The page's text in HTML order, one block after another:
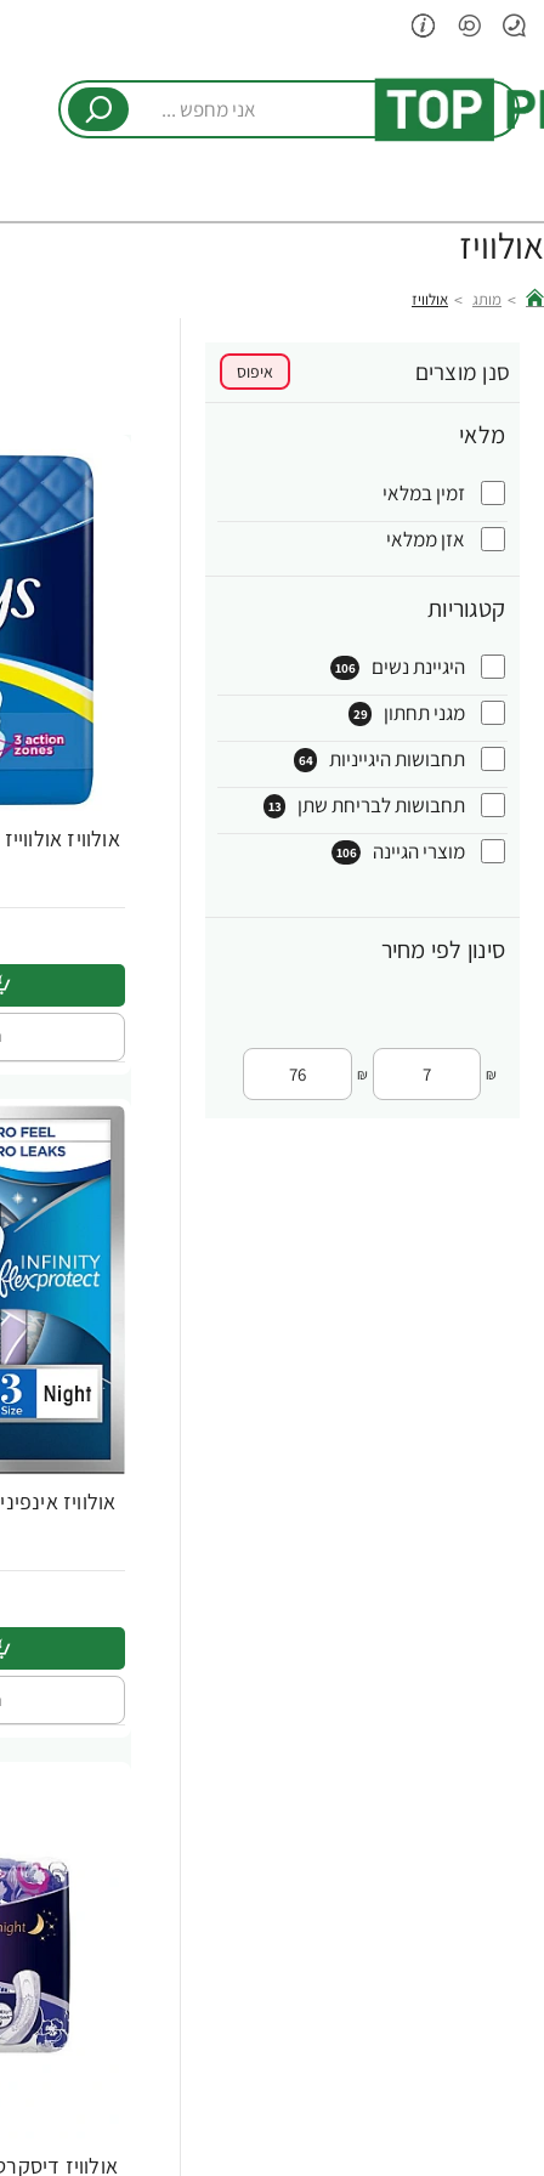
מחפש
אולוויז
מותג אולוויז
סנן מוצרים איפוס
מלאי
זמין במלאי
אזן ממלאי
קטגוריות
היגיינת נשים 106
מגני תחתון 29
תחבושות היגייניות 64
תחבושות לבריחת שתן 13
מוצרי הגיינה 106
סינון לפי מחיר
₪
₪
אולוויז
אולוויז
אולוויז